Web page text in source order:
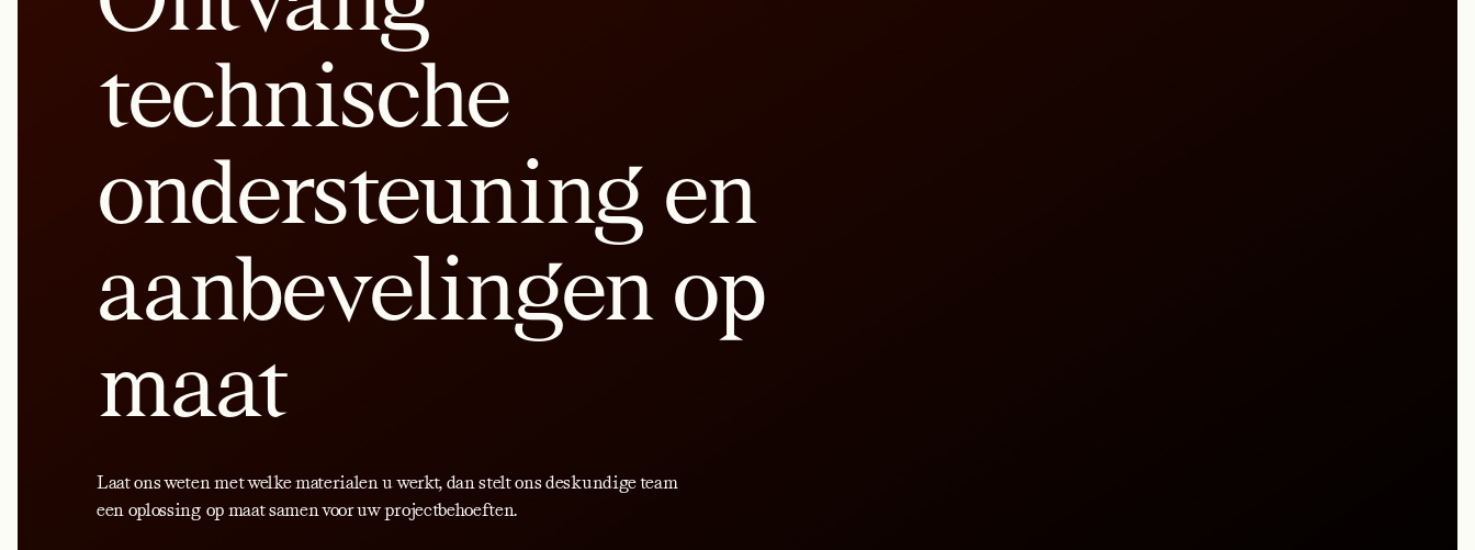
technische
ondersteuning en
aanbevelingen op
maat
Laat ons weten met welke materialen u werkt, dan stelt ons deskundige team
een oplossing op maat samen voor uw projectbehoeften.